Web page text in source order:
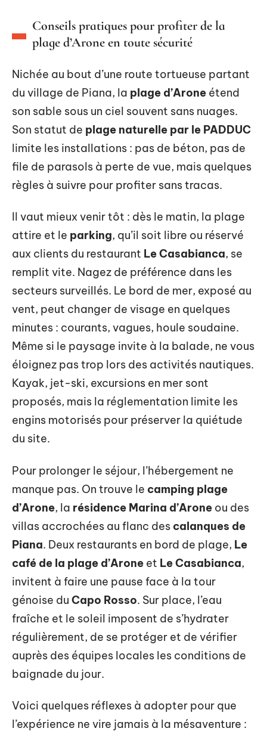
Conseils pratiques pour profiter de la
plage d’Arone en toute sécurité
Nichée au bout d’une route tortueuse partant
du village de Piana, la plage d’Arone étend
son sable sous un ciel souvent sans nuages.
Son statut de plage naturelle par le PADDUC
limite les installations : pas de béton, pas de
file de parasols à perte de vue, mais quelques
règles à suivre pour profiter sans tracas.
Il vaut mieux venir tôt : dès le matin, la plage
attire et le parking, qu’il soit libre ou réservé
aux clients du restaurant Le Casabianca, se
remplit vite. Nagez de préférence dans les
secteurs surveillés. Le bord de mer, exposé au
vent, peut changer de visage en quelques
minutes : courants, vagues, houle soudaine.
Même si le paysage invite à la balade, ne vous
éloignez pas trop lors des activités nautiques.
Kayak, jet-ski, excursions en mer sont
proposés, mais la réglementation limite les
engins motorisés pour préserver la quiétude
du site.
Pour prolonger le séjour, l’hébergement ne
manque pas. On trouve le camping plage
d’Arone, la résidence Marina d’Arone ou des
villas accrochées au flanc des calanques de
Piana. Deux restaurants en bord de plage, Le
café de la plage d’Arone et Le Casabianca,
invitent à faire une pause face à la tour
génoise du Capo Rosso. Sur place, l’eau
fraîche et le soleil imposent de s’hydrater
régulièrement, de se protéger et de vérifier
auprès des équipes locales les conditions de
baignade du jour.
Voici quelques réflexes à adopter pour que
l’expérience ne vire jamais à la mésaventure :